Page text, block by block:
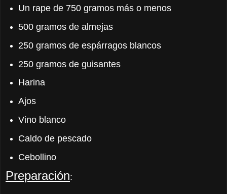
Un rape de 750 gramos más o menos
500 gramos de almejas
250 gramos de espárragos blancos
250 gramos de guisantes
Harina
Ajos
Vino blanco
Caldo de pescado
Cebollino
Preparación: